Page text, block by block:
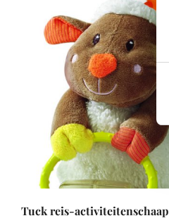
Tuck reis-activiteitenschaap